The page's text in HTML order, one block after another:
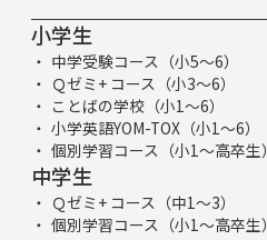
小学生
中学受験コース（小5～6）
Ｑゼミ+ コース（小3～6）
ことばの学校（小1～6）
小学英語YOM-TOX（小1～6）
個別学習コース（小1～高卒生）
中学生
Ｑゼミ+ コース（中1～3）
個別学習コース（小1～高卒生）